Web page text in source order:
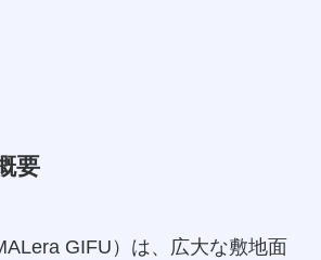
要
GIFU）は、広大な敷地面